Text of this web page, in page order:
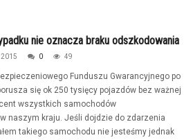
nie oznacza braku odszkodowania
2015 0 49
Funduszu Gwarancyjnego po
się ok 250 tysięcy pojazdów bez ważnej
wszystkich samochodów
naszym kraju. Jeśli dojdzie do zdarzenia
takiego samochodu nie jesteśmy jednak